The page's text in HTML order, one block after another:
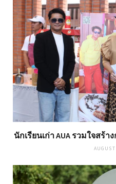
นักเรียนเก่า AUA รวมใจสร้